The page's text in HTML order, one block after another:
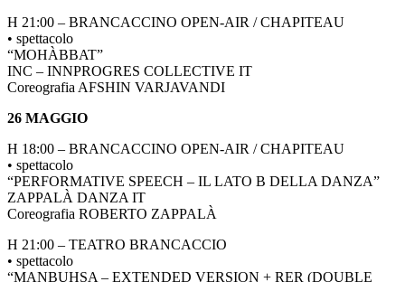
H 21:00 – BRANCACCINO OPEN-AIR / CHAPITEAU
• spettacolo
“MOHÀBBAT”
INC – INNPROGRES COLLECTIVE IT
Coreografia AFSHIN VARJAVANDI
26 MAGGIO
H 18:00 – BRANCACCINO OPEN-AIR / CHAPITEAU
• spettacolo
“PERFORMATIVE SPEECH – IL LATO B DELLA DANZA”
ZAPPALÀ DANZA IT
Coreografia ROBERTO ZAPPALÀ
H 21:00 – TEATRO BRANCACCIO
• spettacolo
“MANBUHSA – EXTENDED VERSION + RER (DOUBLE